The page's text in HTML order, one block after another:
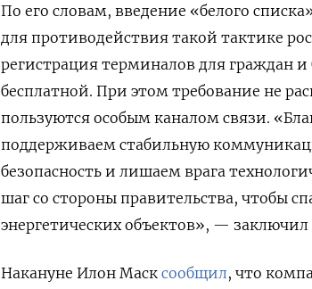
По его словам, введение «белого
для противодействия такой тактике
регистрация терминалов для граждан и
бесплатной. При этом требование не
пользуются особым каналом связи.
поддерживаем стабильную
безопасность и лишаем врага
шаг со стороны правительства, чтобы
энергетических объектов», — заключил
Накануне Илон Маск сообщил, что